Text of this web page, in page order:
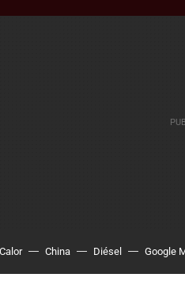
Calor China Diésel Google